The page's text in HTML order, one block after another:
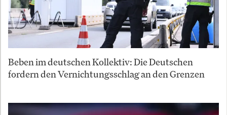
Beben im deutschen Kollektiv: Die Deutschen
fordern den Vernichtungsschlag an den Grenzen